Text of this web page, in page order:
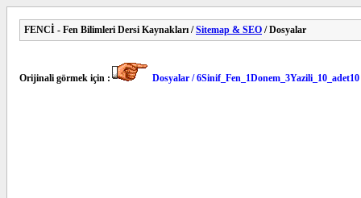
FENCİ - Fen Bilimleri Dersi Kaynakları /Sitemap & SEO / Dosyalar
Orijinali görmek için : Dosyalar / 6Sinif_Fen_1Donem_3Yazili_10_adet10